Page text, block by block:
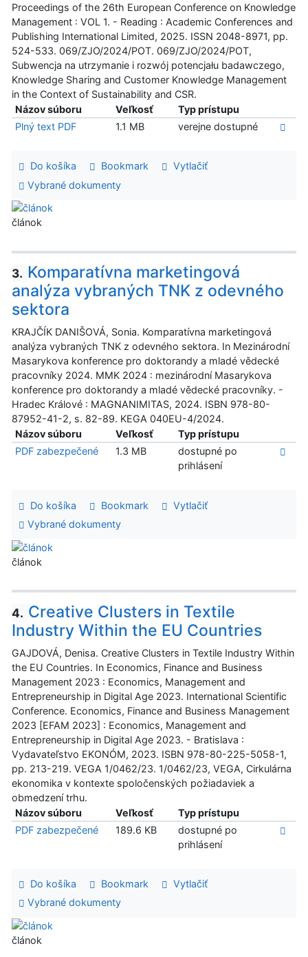
Proceedings of the 26th European Conference on Knowledge
Management : VOL 1. - Reading : Academic Conferences and
Publishing International Limited, 2025. ISSN 2048-8971, pp.
524-533. 069/ZJO/2024/POT. 069/ZJO/2024/POT,
Subwencja na utrzymanie i rozwój potencjału badawczego,
Knowledge Sharing and Customer Knowledge Management
in the Context of Sustainability and CSR.
Názov súboru
Veľkosť
Typ prístupu
Plný text PDF
1.1 MB verejne dostupné
Do košíka Bookmark
Vytlačiť
Vybrané dokumenty
článok
3. Komparatívna marketingová
analýza vybraných TNK z odevného
sektora
KRAJČÍK DANIŠOVÁ, Sonia. Komparatívna marketingová
analýza vybraných TNK z odevného sektora. In Mezinárodní
Masarykova konference pro doktorandy a mladé vědecké
pracovníky 2024. MMK 2024 : mezinárodní Masarykova
konference pro doktorandy a mladé vědecké pracovníky. -
Hradec Králové : MAGNANIMITAS, 2024. ISBN 978-80-
87952-41-2, s. 82-89. KEGA 040EU-4/2024.
Názov súboru
Veľkosť
Typ prístupu
PDF zabezpečené
1.3 MB
dostupné po
prihlásení
Do košíka Bookmark
Vytlačiť
Vybrané dokumenty
článok
4. Creative Clusters in Textile
Industry Within the EU Countries
GAJDOVÁ, Denisa. Creative Clusters in Textile Industry Within
the EU Countries. In Economics, Finance and Business
Management 2023 : Economics, Management and
Entrepreneurship in Digital Age 2023. International Scientific
Conference. Economics, Finance and Business Management
2023 [EFAM 2023] : Economics, Management and
Entrepreneurship in Digital Age 2023. - Bratislava :
Vydavateľstvo EKONÓM, 2023. ISBN 978-80-225-5058-1,
pp. 213-219. VEGA 1/0462/23. 1/0462/23, VEGA, Cirkulárna
ekonomika v kontexte spoločenských požiadaviek a
obmedzení trhu.
Názov súboru
Veľkosť
Typ prístupu
PDF zabezpečené
189.6 KB
dostupné po
prihlásení
Do košíka Bookmark
Vytlačiť
Vybrané dokumenty
článok